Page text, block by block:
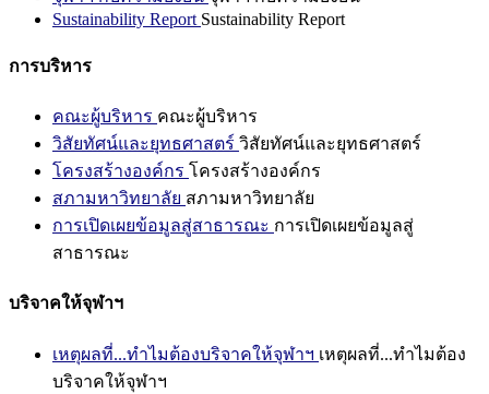
Sustainability Report Sustainability Report
การบริหาร
คณะผู้บริหาร คณะผู้บริหาร
วิสัยทัศน์และยุทธศาสตร์ วิสัยทัศน์และยุทธศาสตร์
โครงสร้างองค์กร โครงสร้างองค์กร
สภามหาวิทยาลัย สภามหาวิทยาลัย
การเปิดเผยข้อมูลสู่สาธารณะ การเปิดเผยข้อมูลสู่
สาธารณะ
บริจาคให้จุฬาฯ
เหตุผลที่...ทำไมต้องบริจาคให้จุฬาฯ เหตุผลที่...ทำไมต้อง
บริจาคให้จุฬาฯ